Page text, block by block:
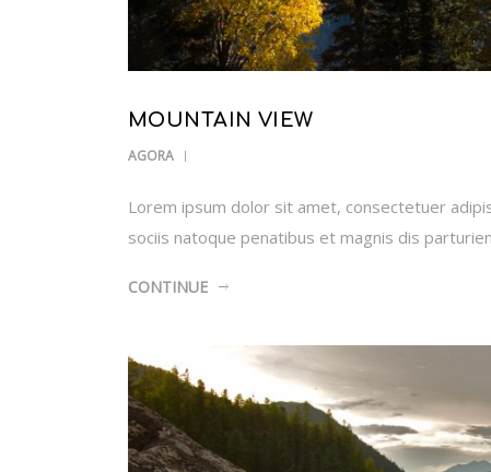
MOUNTAIN VIEW
AGORA
Lorem ipsum dolor sit amet, consectetuer
sociis natoque penatibus et magnis dis
CONTINUE